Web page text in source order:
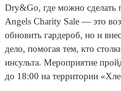
Dry&Go, где можно сделать
Angels Charity Sale — это
обновить гардероб, но и
дело, помогая тем, кто
инсульта. Мероприятие
до 18:00 на территории